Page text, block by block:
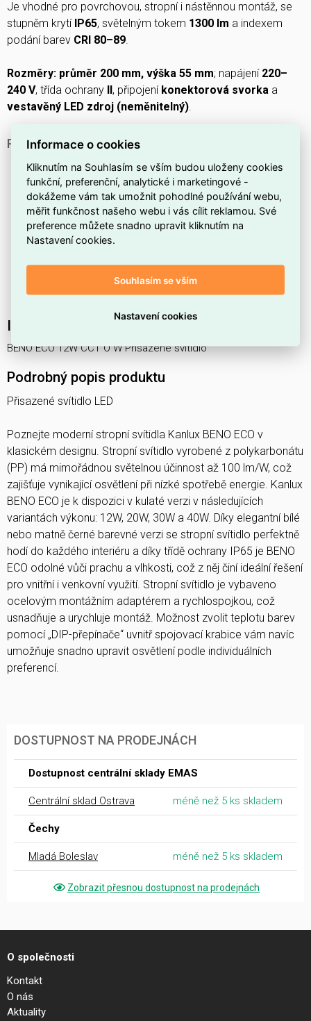
Je vhodné pro povrchovou, stropní i nástěnnou montáž, se
stupněm krytí IP65, světelným tokem 1300 lm a indexem
podání barev CRI 80–89.
Rozměry: průměr 200 mm, výška 55 mm; napájení 220–
240 V, třída ochrany , připojení konektorová svorka a
vestavěný LED zdroj (neměnitelný).
PROČ SI VYBRAT TOTO SVÍTIDLO?
Těleso je vbílé barvě, která se snadno kombinuje s
různými interiéry.
Přední část svítidla má krytíIP65, což poskytuje
ochranu proti prachu a stříkající vodě.
Maximální příkon systému je
Produkt patří do řadyBENO, která nabízí kompaktní a
praktická řešení osvětlení.
BENO ECO 12W CCT O W Přisazené svítidlo
Podrobný popis produktu
Přisazené svítidlo LED
Poznejte moderní stropní svítidla Kanlux BENO ECO v
klasickém designu. Stropní svítidlo vyrobené z polykarbonátu
(PP) má mimořádnou světelnou účinnost až 100 lm/W, což
zajišťuje vynikající osvětlení při nízké spotřebě energie. Kanlux
BENO ECO je k dispozici v kulaté verzi v následujících
variantách výkonu: 12W, 20W, 30W a 40W. Díky elegantní bílé
nebo matně černé barevné verzi se stropní svítidlo perfektně
hodí do každého interiéru a díky třídě ochrany IP65 je BENO
ECO odolné vůči prachu a vlhkosti, což z něj činí ideální řešení
pro vnitřní i venkovní využití. Stropní svítidlo je vybaveno
ocelovým montážním adaptérem a rychlospojkou, což
usnadňuje a urychluje montáž. Možnost zvolit teplotu barev
pomocí „DIP-přepínače“ uvnitř spojovací krabice vám navíc
umožňuje snadno upravit osvětlení podle individuálních
preferencí.
DOSTUPNOST NA PRODEJNÁCH
Dostupnost centrální sklady EMAS
Centrální sklad Ostrava méně než 5 ks skladem
Čechy
Mladá Boleslav méně než 5 ks skladem
Zobrazit přesnou dostupnost na prodejnách
O společnosti
Kontakt
O nás
Aktuality
Informace o cookies
Kliknutím na Souhlasím se vším budou uloženy cookies
funkční, preferenční, analytické i marketingové -
dokážeme vám tak umožnit pohodlné používání webu,
měřit funkčnost našeho webu i vás cílit reklamou. Své
preference můžete snadno upravit kliknutím na
Nastavení cookies.
Souhlasím se vším
Nastavení cookies